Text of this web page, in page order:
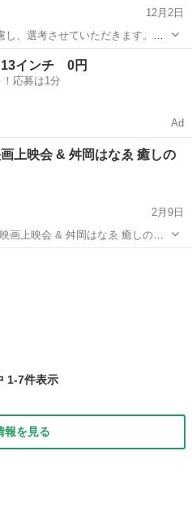
12月2日
、選考させていただきます。
）延期なし。 11：00～17：00
（羽黒駅前分譲地にて） (emoji)出店料(emoji) 飲食＆キッ...
インチ 0円
応募は1分
Ad
上映会 & 舛岡はなゑ 癒しの
2月9日
画上映会 & 舛岡はなゑ 癒しの講
演会】 13:00 〜 16:00 舛岡はなゑ~癒しの講演会 16:20 〜18:00 ...
1-7件表示
報を見る